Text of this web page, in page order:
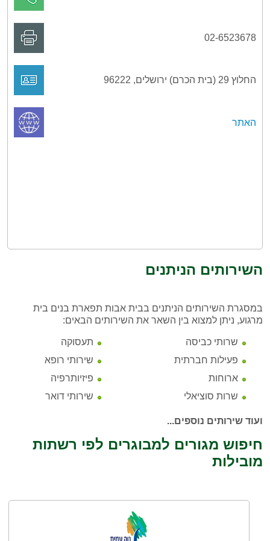
02-6523678
החלוץ 29 (בית הכרם) ירושלים, 96222
האתר
השירותים הניתנים
במסגרת השירותים הניתנים בבית אבות תפארת בנים בית
מרגוע, ניתן למצוא בין השאר את השירותים הבאים:
שרותי כביסה
פעילות חברתית
ארוחות
שרות סוציאלי
תעסוקה
שירותי רופא
פיזיותרפיה
שירותי דואר
ועוד שירותים נוספים...
חיפוש מגורים למבוגרים לפי רשתות
מובילות